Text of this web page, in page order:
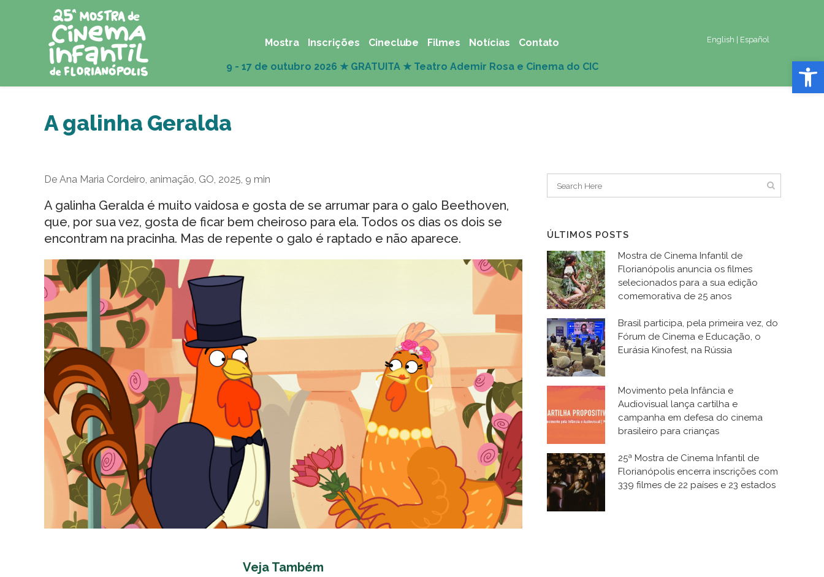
Abrir
English Español
Mostra Inscrições Cineclube Filmes Notícias Contato
A galinha Geralda
De Ana Maria Cordeiro, animação, GO, 2025, 9 min
A galinha Geralda é muito vaidosa e gosta de se arrumar para o galo Beethoven,
que, por sua vez, gosta de ficar bem cheiroso para ela. Todos os dias os dois se
encontram na pracinha. Mas de repente o galo é raptado e não aparece.
Veja Também
ÚLTIMOS POSTS
Mostra de Cinema Infantil de
Florianópolis anuncia os filmes
selecionados para a sua edição
comemorativa de 25 anos
Brasil participa, pela primeira vez, do
Fórum de Cinema e Educação, o
Eurásia Kinofest, na Rússia
Movimento pela Infância e
Audiovisual lança cartilha e
campanha em defesa do cinema
brasileiro para crianças
25ª Mostra de Cinema Infantil de
Florianópolis encerra inscrições com
339 filmes de 22 países e 23 estados